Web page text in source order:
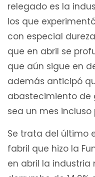
relegado es la
los que
con especial
que en abril se
que aún sigue en
además anticipó
abastecimiento de
sea un mes
Se trata del último
fabril que hizo la
en abril la